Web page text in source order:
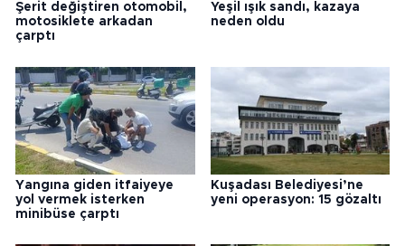
Şerit değiştiren otomobil,
motosiklete arkadan
çarptı
Yeşil ışık sandı, kazaya
neden oldu
Yangına giden itfaiyeye
yol vermek isterken
minibüse çarptı
Kuşadası Belediyesi’ne
yeni operasyon: 15 gözaltı